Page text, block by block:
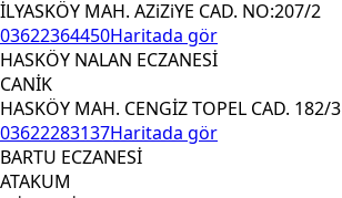
İLYASKÖY MAH. AZiZiYE CAD. NO:207/2
03622364450Haritada gör
HASKÖY NALAN ECZANESİ
CANİK
HASKÖY MAH. CENGİZ TOPEL CAD. 182/3
03622283137Haritada gör
BARTU ECZANESİ
ATAKUM